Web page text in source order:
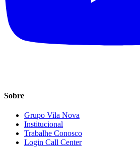
Sobre
Grupo Vila Nova
Institucional
Trabalhe Conosco
Login Call Center